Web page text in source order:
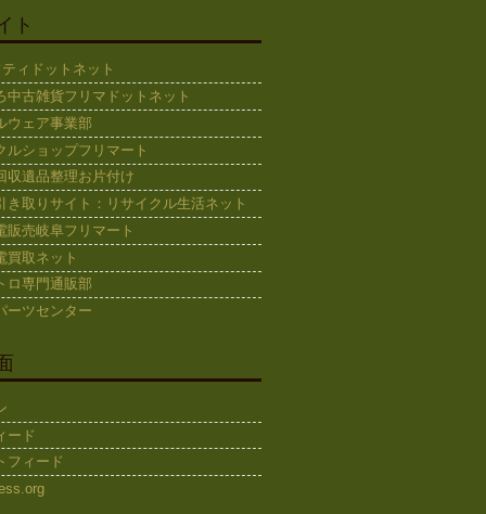
ト
ィドットネット
中古雑貨フリマドットネット
ウェア事業部
ルショップフリマート
収遺品整理お片付け
き取りサイト：リサイクル生活ネット
販売岐阜フリマート
買取ネット
ロ専門通販部
ーツセンター
ード
フィード